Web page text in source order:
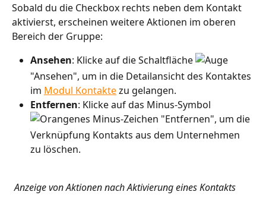
Sobald du die Checkbox rechts neben dem Kontakt
aktivierst, erscheinen weitere Aktionen im oberen
Bereich der Gruppe:
Ansehen: Klicke auf die Schaltfläche
"Ansehen", um in die Detailansicht des Kontaktes
im Modul Kontakte zu gelangen.
Entfernen: Klicke auf das Minus-Symbol
"Entfernen", um die
Verknüpfung Kontakts aus dem Unternehmen
zu löschen.
Anzeige von Aktionen nach Aktivierung eines Kontakts